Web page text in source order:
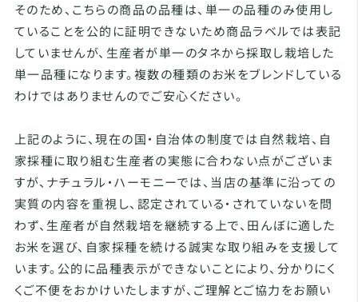
そのため、こちらの商品の品種は、単一の品種のみ使用し
ていることを公的に証明できないため商品ラベルでは表記
していませんが、生産者が単一のタネから採取し栽培した
単一品種になります。複数の種類のお米をブレンドしている
わけではありませんのでご安心ください。
上記のように、現在の国・自治体の制度では自然栽培、自
家採種に取り組む生産者の実態に合わない点がございま
すが、ナチュラル・ハーモニーでは、当店の基準に沿っての
実質の内容を重視し、認定されている・されていないを問
わず、生産者が自然栽培を継続する上で、田んぼに適した
お米を選び、自家採種を続ける誠実な取り組みを支援して
います。公的に品種表示ができないことにより、分かりにく
くご不便をおかけいたしますが、ご理解とご協力をお願い